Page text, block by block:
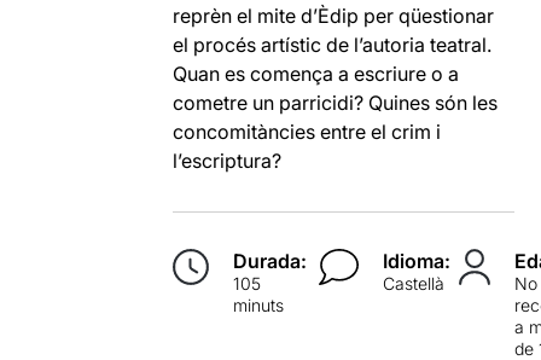
reprèn el mite d’Èdip per qüestionar
el procés artístic de l’autoria teatral.
Quan es comença a escriure o a
cometre un parricidi? Quines són les
concomitàncies entre el crim i
l’escriptura?
Durada:
105
minuts
Idioma:
Castellà
No
a
de